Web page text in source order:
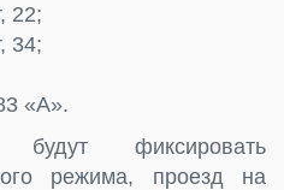
22;
34;
«А».
фиксировать
режима, проезд на